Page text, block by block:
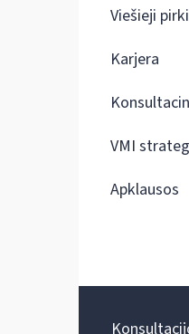
Viešieji
Karjera
VMI
Apklausos